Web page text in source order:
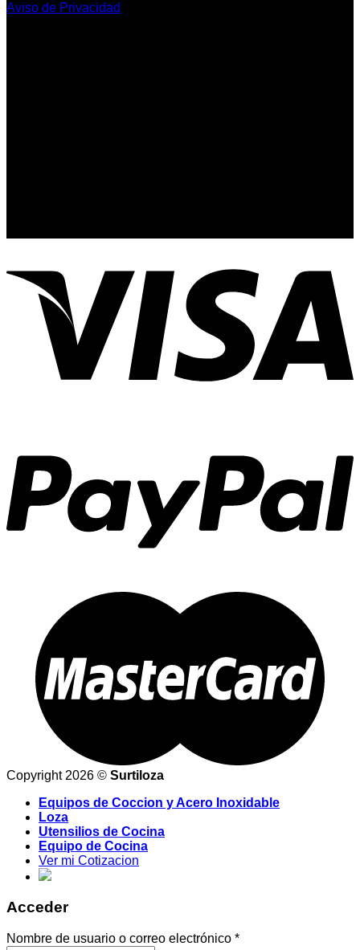
Aviso de Privacidad
Copyright 2026 © Surtiloza
Equipos de Coccion y Acero Inoxidable
Loza
Utensilios de Cocina
Equipo de Cocina
Ver mi Cotizacion
Acceder
Nombre de usuario o correo electrónico *